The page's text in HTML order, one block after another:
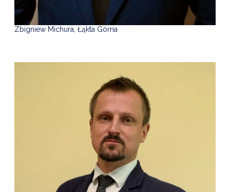
Zbigniew Michura, Łąkta Górna